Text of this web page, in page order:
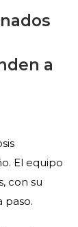
a
El equipo
con su
paso.